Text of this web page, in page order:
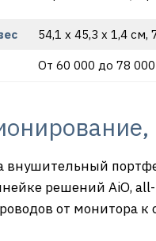
54,1 x 45,3 x 1,4 cм,
От 60 000 до 78
внушительный
решений AiO,
от монитора